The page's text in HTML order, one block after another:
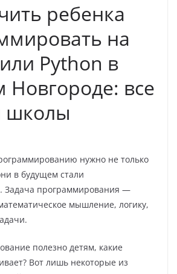
ребенка
на
Python в
все
школы
нужно не только
в будущем стали
Задача программирования —
мышление, логику,
полезно детям, какие
Вот лишь некоторые из